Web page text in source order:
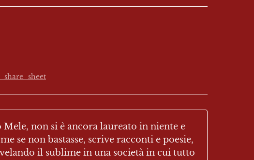
non si è ancora laureato in niente e
se non bastasse, scrive racconti e poesie,
il sublime in una società in cui tutto